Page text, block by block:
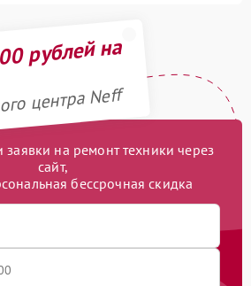
рублей на
центра Neff
на ремонт техники через
сайт,
бессрочная скидка